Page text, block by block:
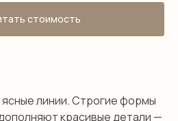
стоимость
линии. Строгие формы
красивые детали —